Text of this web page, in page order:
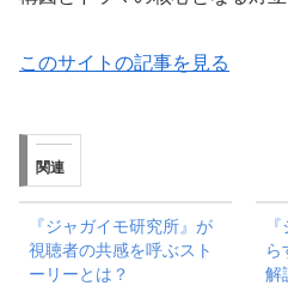
このサイトの記事を見る
関連
『ジャガイモ研究所』が
視聴者の共感を呼ぶスト
ーリーとは？
ら
解